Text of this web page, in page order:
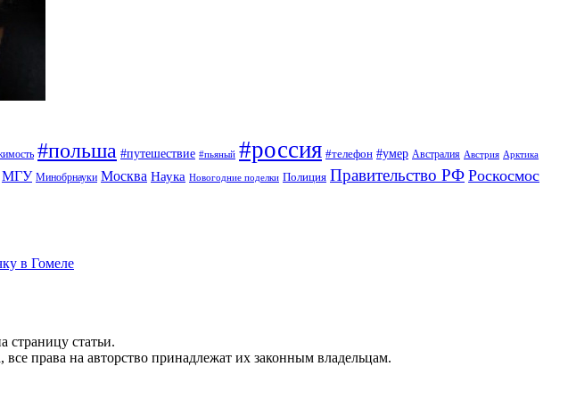
#польша #путешествие #пьяный #россия #телефон #умер Австралия Австрия Арктика
МГУ Минобрнауки Москва Наука Новогодние поделки Полиция Правительство РФ Роскосмос
в Гомеле
страницу статьи.
права на авторство принадлежат их законным владельцам.